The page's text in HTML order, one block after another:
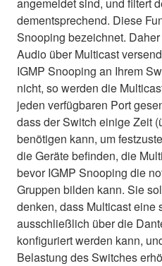
dementsprechend. Diese
Snooping bezeichnet.
Audio über Multicast
IGMP Snooping an Ihrem
nicht, so werden die
jeden verfügbaren Port
dass der Switch einige Zeit
benötigen kann, um
die Geräte befinden, die
bevor IGMP Snooping die
Gruppen bilden kann. Sie
denken, dass Multicast eine
ausschließlich über die
konfiguriert werden kann,
Belastung des Switches